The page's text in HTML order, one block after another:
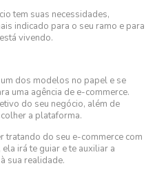
tem suas necessidades,
indicado para o seu ramo e para
vivendo.
dos modelos no papel e se
uma agência de e-commerce.
do seu negócio, além de
a plataforma.
tratando do seu e-commerce com
irá te guiar e te auxiliar a
sua realidade.